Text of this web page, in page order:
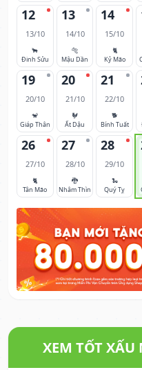
12
13/10
🐂
Đinh Sửu
13
14/10
🐅
Mậu Dần
14
15/10
🐈
Kỷ Mão
19
20/10
🐒
Giáp Thân
20
21/10
🐓
Ất Dậu
21
22/10
🐕
Bính Tuất
26
27/10
🐈
Tân Mão
27
28/10
🐉
Nhâm Thìn
28
29/10
🐍
Quý Tỵ
XEM TỐT XẤU